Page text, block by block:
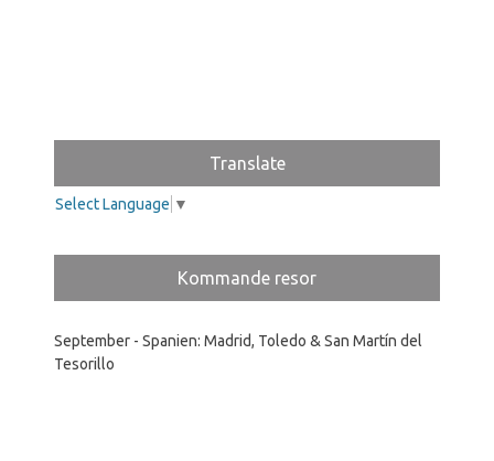
Translate
Select Language ▼
Kommande resor
September - Spanien: Madrid, Toledo & San Martín del
Tesorillo